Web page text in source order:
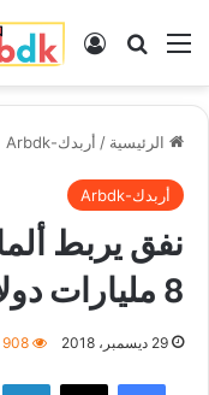
القائمة بحث عنتسجيل
الرئيسية / أربدك-Arbdk
أربدك-Arbdk
نفق يربط
8 مليارات دولار
29 ديسمبر، 2018 908
فيسبوك